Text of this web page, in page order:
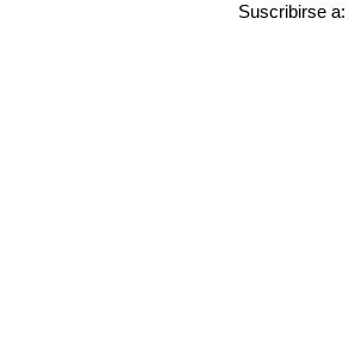
Suscribirse a: